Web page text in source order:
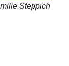
Steppich